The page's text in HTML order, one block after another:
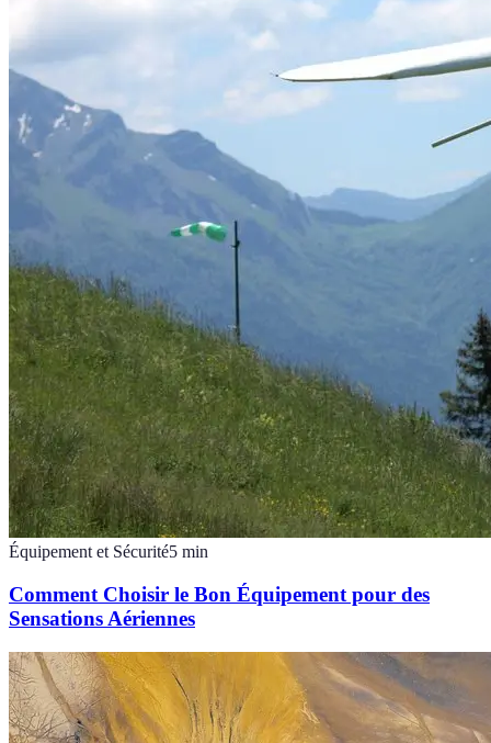
Équipement et Sécurité5 min
Comment Choisir le Bon Équipement pour des
Sensations Aériennes